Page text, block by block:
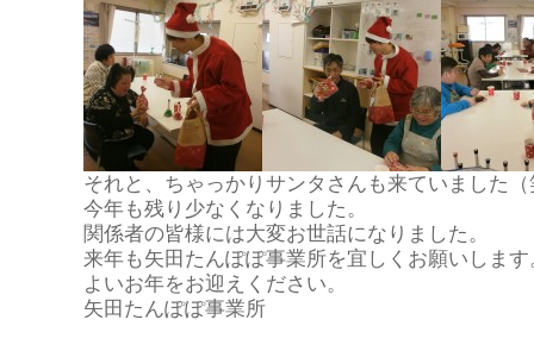
それと、ちゃっかりサンタさんも来ていました
今年も残り少なくなりました。
関係者の皆様には大変お世話になりました。
来年も矢田たんぽぽ事業所を宜しくお願いします
よいお年をお迎えください。
矢田たんぽぽ事業所